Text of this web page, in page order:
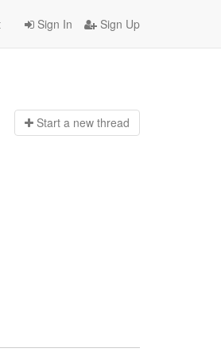
Sign In Sign Up
Start a new thread